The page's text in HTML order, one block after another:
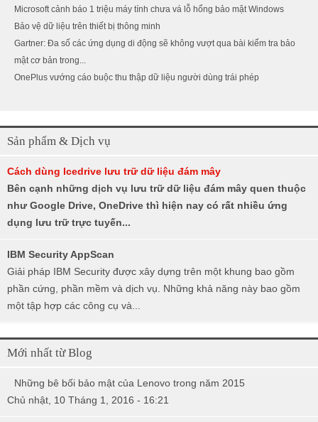
Microsoft cảnh báo 1 triệu máy tính chưa vá lỗ hổng bảo mật Windows
Bảo vệ dữ liệu trên thiết bị thông minh
Gartner: Đa số các ứng dụng di động sẽ không vượt qua bài kiểm tra bảo
mật cơ bản trong...
OnePlus vướng cáo buộc thu thập dữ liệu người dùng trái phép
Sản phẩm & Dịch vụ
Cách dùng Icedrive lưu trữ dữ liệu đám mây
Bên cạnh những dịch vụ lưu trữ dữ liệu đám mây quen thuộc
như Google Drive, OneDrive thì hiện nay có rất nhiều ứng
dụng lưu trữ trực tuyến...
IBM Security AppScan
Giải pháp IBM Security được xây dựng trên một khung bao gồm
phần cứng, phần mềm và dịch vụ. Những khả năng này bao gồm
một tập hợp các công cụ và...
Mới nhất từ Blog
Những bê bối bảo mật của Lenovo trong năm 2015
Chủ nhật, 10 Tháng 1, 2016 - 16:21